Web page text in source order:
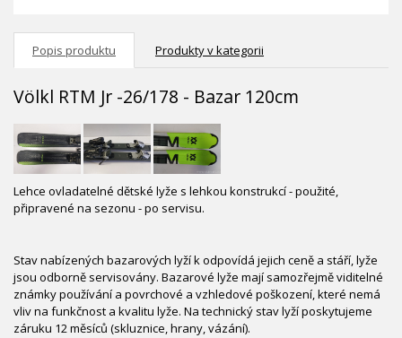
Popis produktu Produkty v kategorii
Völkl RTM Jr -26/178 - Bazar 120cm
Lehce ovladatelné dětské lyže s lehkou konstrukcí - použité,
připravené na sezonu - po servisu.
Stav nabízených bazarových lyží k odpovídá jejich ceně a stáří, lyže
jsou odborně servisovány. Bazarové lyže mají samozřejmě viditelné
známky používání a povrchové a vzhledové poškození, které nemá
vliv na funkčnost a kvalitu lyže. Na technický stav lyží poskytujeme
záruku 12 měsíců (skluznice, hrany, vázání).